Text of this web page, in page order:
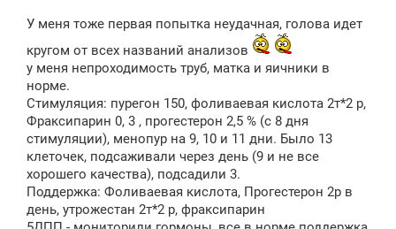
б
е
н
и
е
У меня тоже первая попытка неудачная, голова идет
кругом от всех названий анализов
у меня непроходимость труб, матка и яичники в
норме.
Стимуляция: пурегон 150, фоливаевая кислота 2т*2 р,
Фраксипарин 0, 3 , прогестерон 2,5 % (с 8 дня
стимуляции), менопур на 9, 10 и 11 дни. Было 13
клеточек, подсаживали через день (9 и не все
хорошего качества), подсадили 3.
Поддержка: Фоливаевая кислота, Прогестерон 2р в
день, утрожестан 2т*2 р, фраксипарин